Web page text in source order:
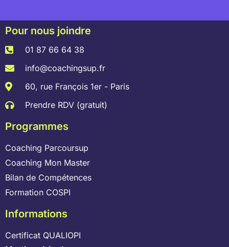
Pour nous joindre
01 87 66 64 38
info@coachingsup.fr
60, rue François 1er - Paris
Prendre RDV (gratuit)
Programmes
Coaching Parcoursup
Coaching Mon Master
Bilan de Compétences
Formation COSPI
Informations
Certificat QUALIOPI